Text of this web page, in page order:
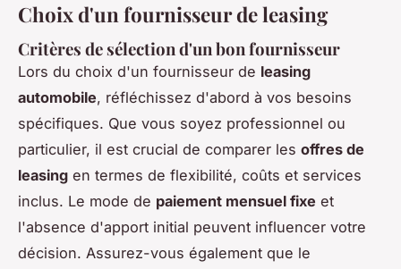
Choix d'un fournisseur de leasing
Critères de sélection d'un bon fournisseur
Lors du choix d'un fournisseur de leasing
automobile, réfléchissez d'abord à vos besoins
spécifiques. Que vous soyez professionnel ou
particulier, il est crucial de comparer les offres de
leasing en termes de flexibilité, coûts et services
inclus. Le mode de paiement mensuel fixe et
l'absence d'apport initial peuvent influencer votre
décision. Assurez-vous également que le